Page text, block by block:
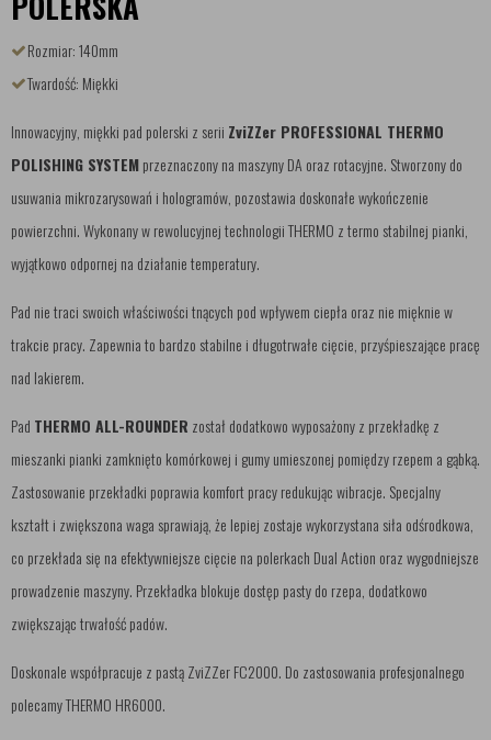
Rozmiar: 140mm
Twardość: Miękki
Innowacyjny, miękki pad polerski z serii ZviZZer PROFESSIONAL THERMO
POLISHING SYSTEMprzeznaczony na maszyny DA oraz rotacyjne. Stworzony do
usuwania mikrozarysowań i hologramów, pozostawia doskonałe wykończenie
powierzchni. Wykonany w rewolucyjnej technologii THERMO z termo stabilnej pianki,
wyjątkowo odpornej na działanie temperatury.
Pad nie traci swoich właściwości tnących pod wpływem ciepła oraz nie mięknie w
trakcie pracy. Zapewnia to bardzo stabilne i długotrwałe cięcie, przyśpieszające pracę
nad lakierem.
Pad THERMO ALL-ROUNDER został dodatkowo wyposażony z przekładkę z
mieszanki pianki zamknięto komórkowej i gumy umieszonej pomiędzy rzepem a gąbką.
Zastosowanie przekładki poprawia komfort pracy redukując wibracje. Specjalny
kształt i zwiększona waga sprawiają, że lepiej zostaje wykorzystana siła odśrodkowa,
co przekłada się na efektywniejsze cięcie na polerkach Dual Action oraz wygodniejsze
prowadzenie maszyny. Przekładka blokuje dostęp pasty do rzepa, dodatkowo
zwiększając trwałość padów.
Doskonale współpracuje z pastą ZviZZer FC2000. Do zastosowania profesjonalnego
polecamy THERMO HR6000.